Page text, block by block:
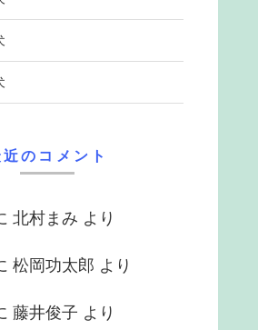
近のコメント
北村まみ より
松岡功太郎 より
藤井俊子 より